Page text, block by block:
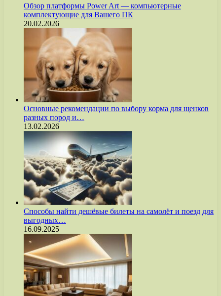
Обзор платформы Power Art — компьютерные
комплектующие для Вашего ПК
20.02.2026
Основные рекомендации по выбору корма для щенков
разных пород и…
13.02.2026
Способы найти дешёвые билеты на самолёт и поезд для
выгодных…
16.09.2025